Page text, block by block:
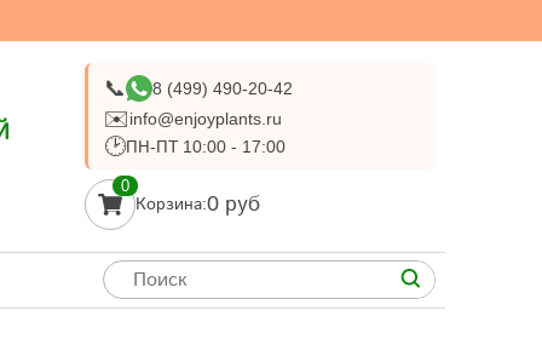
📞 8 (499) 490-20-42
✉️info@enjoyplants.ru
🕑ПН-ПТ 10:00 - 17:00
0
Корзина:0 руб